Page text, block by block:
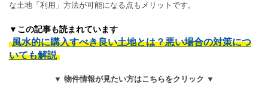
な土地「利用」方法が可能になる点もメリットです。
▼この記事も読まれています
風水的に購入すべき良い土地とは？悪い場合の対策につ
いても解説
▼ 物件情報が見たい方はこちらをクリック ▼